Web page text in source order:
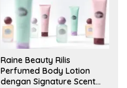
Raine Beauty Rilis
Perfumed Body Lotion
dengan Signature Scent